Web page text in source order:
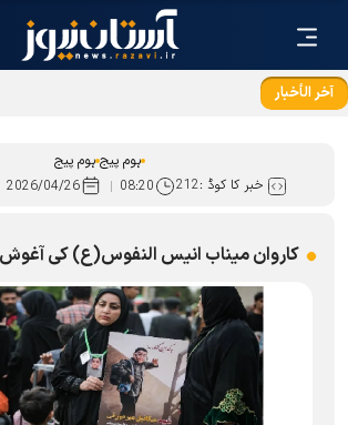
آخر الأخبار
ہوم پیج ہوم پیج
خبر کا کوڈ :212
08:20
2026/04/26
کاروان میناب انیس النفوس(ع) کی